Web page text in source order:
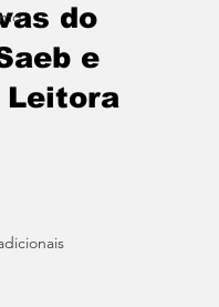
do
e
Leitora